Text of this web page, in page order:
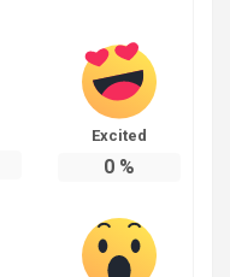
Excited
0%